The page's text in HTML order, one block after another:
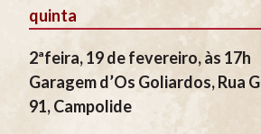
quinta
2ªfeira, 19 de fevereiro, às 17h
Garagem d’Os Goliardos, Rua
91, Campolide